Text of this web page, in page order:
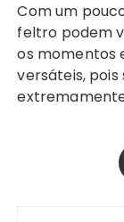
Com um pouco de criatividade, as bolsinhas de
feltro podem
os momentos
versáteis,